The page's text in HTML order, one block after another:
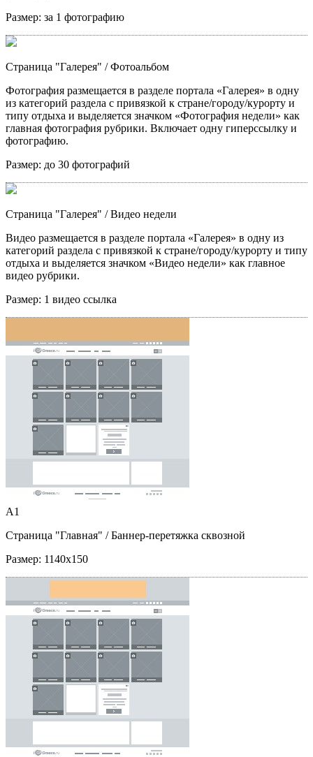
Размер: за 1 фотографию
Страница "Галерея" / Фотоальбом
Фотография размещается в разделе портала «Галерея» в одну
из категорий раздела с привязкой к стране/городу/курорту и
типу отдыха и выделяется значком «Фотография недели» как
главная фотография рубрики. Включает одну гиперссылку и
фотографию.
Размер: до 30 фотографий
Страница "Галерея" / Видео недели
Видео размещается в разделе портала «Галерея» в одну из
категорий раздела с привязкой к стране/городу/курорту и типу
отдыха и выделяется значком «Видео недели» как главное
видео рубрики.
Размер: 1 видео ссылка
A1
Страница "Главная" / Баннер-перетяжка сквозной
Размер: 1140x150